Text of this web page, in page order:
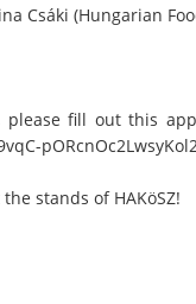
Csáki (Hungarian
fill out this
stands of HAKöSZ!